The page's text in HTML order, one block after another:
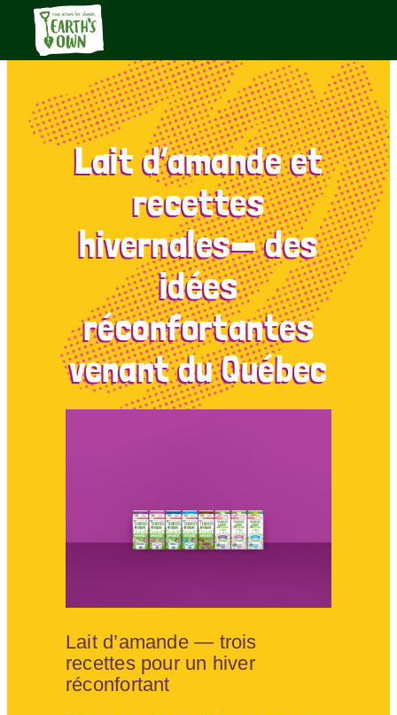
Lait d’amande et
recettes
hivernales— des
idées
réconfortantes
venant du Québec
Lait d’amande — trois
recettes pour un hiver
réconfortant